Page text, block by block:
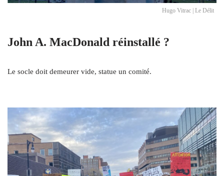
Hugo Vitrac | Le Délit
John A. MacDonald réinstallé ?
Le socle doit demeurer vide, statue un comité.